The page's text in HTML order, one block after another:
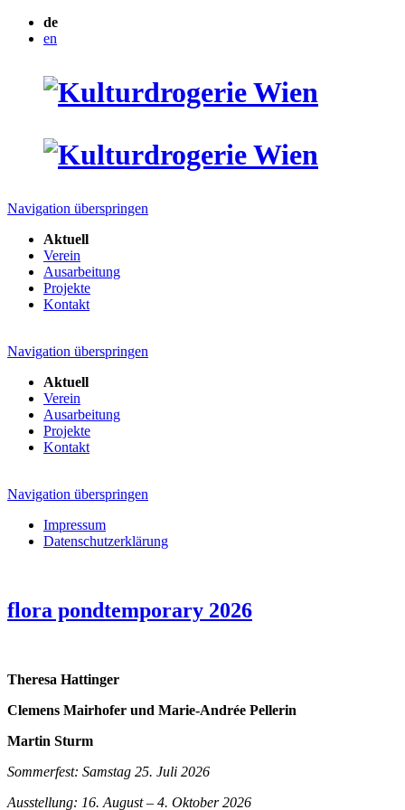
de
en
Navigation überspringen
Aktuell
Verein
Ausarbeitung
Projekte
Kontakt
Navigation überspringen
Aktuell
Verein
Ausarbeitung
Projekte
Kontakt
Navigation überspringen
Impressum
Datenschutzerklärung
flora pondtemporary 2026
Theresa Hattinger
Clemens Mairhofer und Marie-Andrée Pellerin
Martin Sturm
Sommerfest: Samstag 25. Juli 2026
Ausstellung: 16. August – 4. Oktober 2026